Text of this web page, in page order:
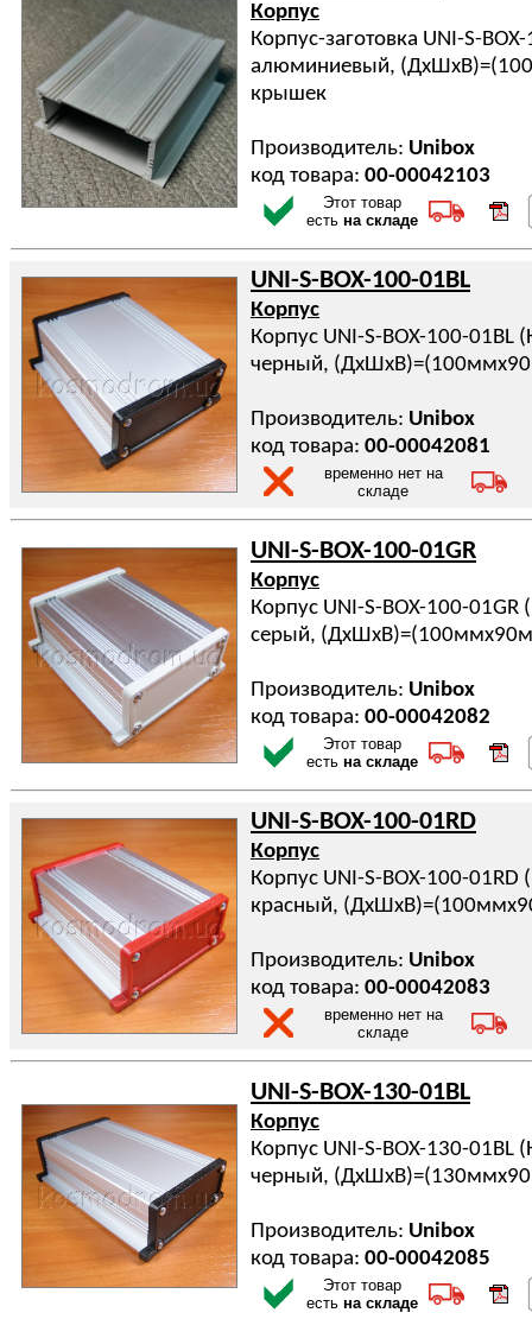
Корпус
Корпус-заготовка UNI-S-
алюминиевый,
крышек
Производитель: Unibox
код товара: 00-00042103
Этот товар
есть на складе
UNI-S-BOX-100-01BL
Корпус
Корпус UNI-S-BOX-100-
черный,
Производитель: Unibox
код товара: 00-00042081
временно нет на
складе
UNI-S-BOX-100-01GR
Корпус
Корпус UNI-S-BOX-100-
серый,
Производитель: Unibox
код товара: 00-00042082
Этот товар
есть на складе
UNI-S-BOX-100-01RD
Корпус
Корпус UNI-S-BOX-100-
красный,
Производитель: Unibox
код товара: 00-00042083
временно нет на
складе
UNI-S-BOX-130-01BL
Корпус
Корпус UNI-S-BOX-130-
черный,
Производитель: Unibox
код товара: 00-00042085
Этот товар
есть на складе